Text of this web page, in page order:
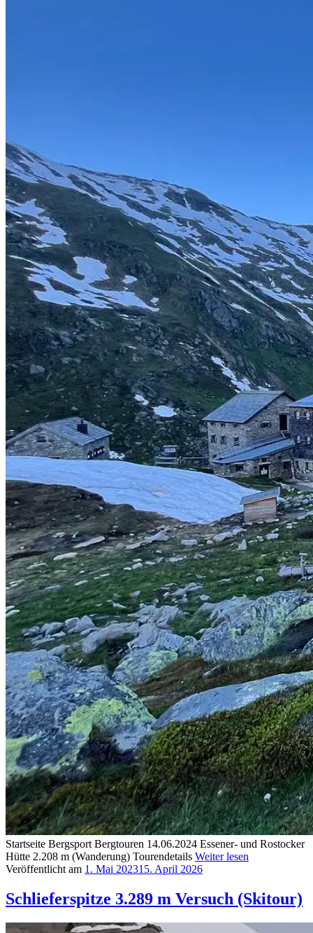
Startseite Bergsport Bergtouren 14.06.2024 Essener- und Rostocker
Hütte 2.208 m (Wanderung) Tourendetails Weiter lesen
Veröffentlicht am 1. Mai 202315. April 2026
Schlieferspitze 3.289 m Versuch (Skitour)